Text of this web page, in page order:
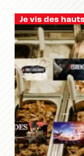
Je vis des